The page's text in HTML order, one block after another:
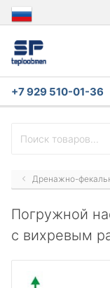
+7 929 510-01-36
Дренажно-
Погружной
с вихревым